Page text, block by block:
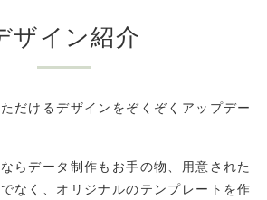
ザイン紹介
だけるデザインをぞくぞくアップデー
らデータ制作もお手の物、用意された
なく、オリジナルのテンプレートを作